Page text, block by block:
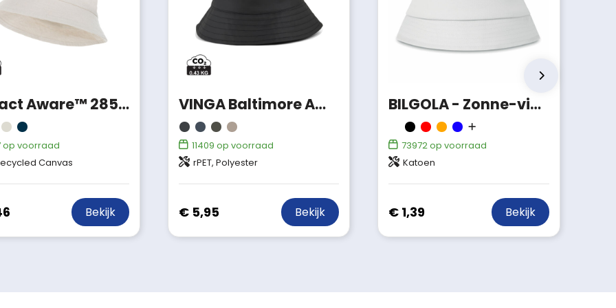
Impact Aware™ 285gsm one size rcanvas vissershoed ongeverfd
op voorraad
Canvas
Bekijk
VINGA Baltimore AWARE™ gerecycled PET vissershoed
11409 op voorraad
rPET, Polyester
€ 5,95 Bekijk
BILGOLA - Zonne-vissershoed katoen 160g
73972op voorraad
Katoen
€ 1,39 Bekijk